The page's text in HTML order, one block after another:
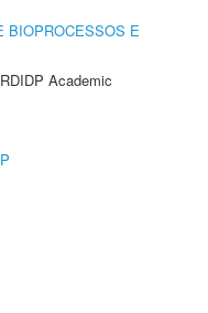
BIOPROCESSOS E
Academic